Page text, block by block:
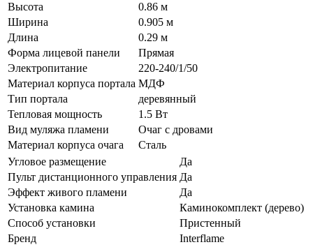
Высота
0.86 м
Ширина
0.905 м
Длина
0.29 м
Форма лицевой панели
Прямая
Электропитание
220-240/1/50
Материал корпуса портала МДФ
Тип портала
деревянный
Тепловая мощность
1.5 Вт
Вид муляжа пламени
Очаг с дровами
Материал корпуса очага
Сталь
Угловое размещение
Да
Пульт дистанционного управления Да
Эффект живого пламени
Да
Установка камина
Каминокомплект (дерево)
Способ установки
Пристенный
Бренд
Interflame